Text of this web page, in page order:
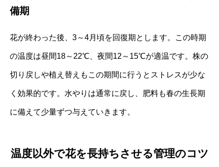
備期
花が終わった後、3～4月頃を回復期とします。この時期
の温度は昼間18～22℃、夜間12～15℃が適温です。株の
切り戻しや植え替えもこの期間に行うとストレスが少な
く効果的です。水やりは通常に戻し、肥料も春の生長期
に備えて少量ずつ与えていきます。
温度以外で花を長持ちさせる管理のコツ